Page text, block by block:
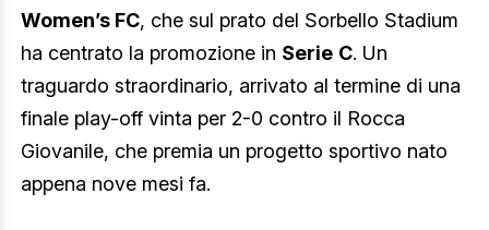
Women’s FC, che sul prato del Sorbello Stadium
ha centrato la promozione in Serie C. Un
traguardo straordinario, arrivato al termine di una
finale play-off vinta per 2-0 contro il Rocca
Giovanile, che premia un progetto sportivo nato
appena nove mesi fa.